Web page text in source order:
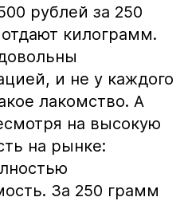
рублей за 250
килограмм.
и не у каждого
лакомство. А
на высокую
на рынке:
За 250 грамм